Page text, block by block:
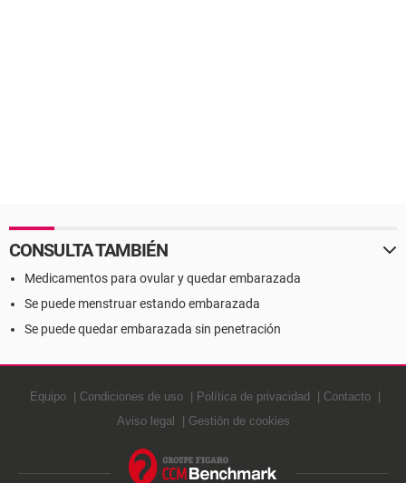
CONSULTA TAMBIÉN
Medicamentos para ovular y quedar embarazada
Se puede menstruar estando embarazada
Se puede quedar embarazada sin penetración
Equipo Condiciones de uso Política de privacidad
Contacto
Aviso legal
Gestión de cookies